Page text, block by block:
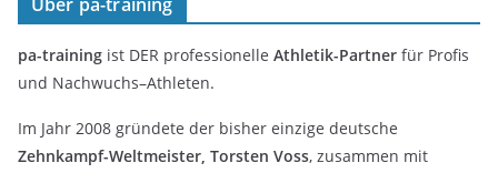
pa-training ist DER professionelle Athletik-Partner für Profis
und Nachwuchs–Athleten.
Im Jahr 2008 gründete der bisher einzige deutsche
Zehnkampf-Weltmeister, Torsten Voss, zusammen mit